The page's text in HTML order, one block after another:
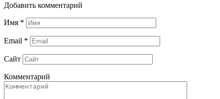
Добавить комментарий
Имя *
Email *
Сайт
Комментарий